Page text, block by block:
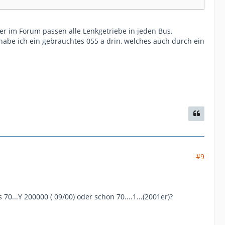
Forum passen alle Lenkgetriebe in jeden Bus.
ich ein gebrauchtes 055 a drin, welches auch durch ein
#9
200000 ( 09/00) oder schon 70....1...(2001er)?